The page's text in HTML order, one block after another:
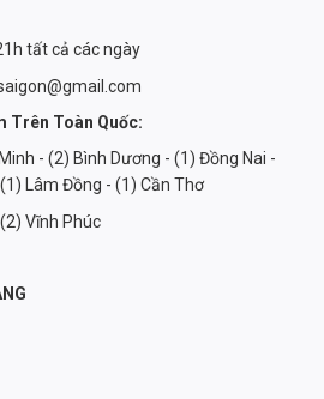
tất cả các ngày
Trên Toàn Quốc:
- (2) Bình Dương - (1) Đồng Nai -
Lâm Đồng - (1) Cần Thơ
Vĩnh Phúc